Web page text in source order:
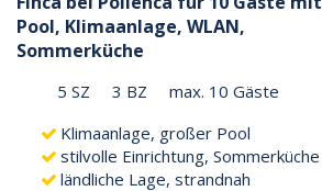
Pool, Klimaanlage, WLAN,
Sommerküche
5 SZ 3 BZ max. 10 Gäste
Klimaanlage, großer Pool
stilvolle Einrichtung, Sommerküche
ländliche Lage, strandnah